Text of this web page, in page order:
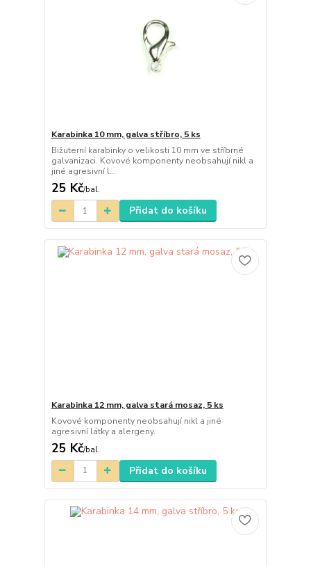
Karabinka 10 mm, galva stříbro, 5 ks
Bižuterní karabinky o velikosti 10 mm ve stříbrné
galvanizaci. Kovové komponenty neobsahují nikl a
jiné agresivní l...
25 Kč/bal.
Přidat do košíku
Karabinka 12 mm, galva stará mosaz, 5 ks
Kovové komponenty neobsahují nikl a jiné
agresivní látky a alergeny.
25 Kč/bal.
Přidat do košíku